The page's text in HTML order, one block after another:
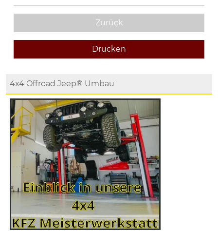
Zurück
Drucken
4x4 Offroad Jeep® Umbau